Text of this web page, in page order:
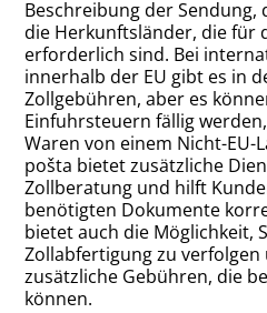
Beschreibung der
die Herkunftsländer, die für
erforderlich sind. Bei
innerhalb der EU gibt es in
Zollgebühren, aber es
Einfuhrsteuern fällig
Waren von einem Nicht-EU-
pošta bietet zusätzliche
Zollberatung und hilft
benötigten Dokumente
bietet auch die Möglichkeit,
Zollabfertigung zu
zusätzliche Gebühren, die
können.